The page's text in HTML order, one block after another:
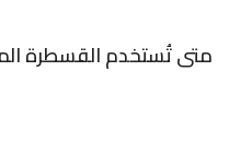
متى تُستخدم القسطرة